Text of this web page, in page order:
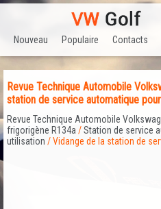
Nouveau Populaire Contacts
Revue Technique Automobile
station de service automatique
Revue Technique Automobile
frigorigène R134a /Station de service
utilisation / Vidange de la station de